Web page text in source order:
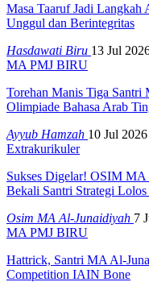
Masa Taaruf Jadi Langkah
Unggul dan Berintegritas
Hasdawati Biru 13 Jul
MA PMJ BIRU
Torehan Manis Tiga
Olimpiade Bahasa Arab
Ayyub Hamzah 10 Jul 2026
Extrakurikuler
Sukses Digelar! OSIM MA
Bekali Santri Strategi
Osim MA Al-Junaidiyah 7
MA PMJ BIRU
Hattrick, Santri MA Al-
Competition IAIN Bone